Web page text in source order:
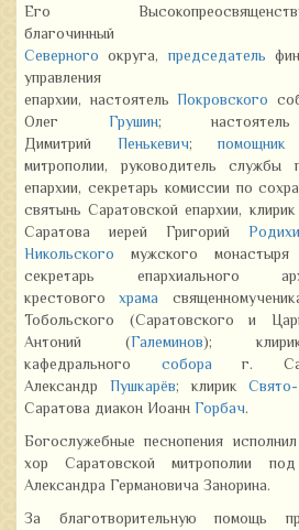
Его
Северного округа, председатель
управления
епархии, настоятельПокровского
Олег Грушин;
Димитрий Пенькевич; помощник
митрополии, руководитель службы
епархии, секретарь комиссии по
святынь Саратовской епархии, клирик
Саратова иерей Григорий
Никольского мужского
секретарь епархиального
крестовогохрама
Тобольского (Саратовского и
Антоний (Галеминов);
кафедрального собора г.
Александр Пушкарёв; клирик
Саратова диакон ИоаннГорбач.
Богослужебные песнопения
хор Саратовской митрополии под
Александра Германовича Занорина.
За благотворительную помощь